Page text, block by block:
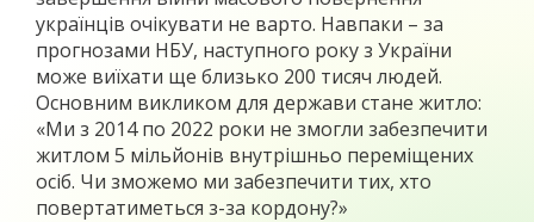
українців очікувати не варто. Навпаки – за
прогнозами НБУ, наступного року з України
може виїхати ще близько 200 тисяч людей.
Основним викликом для держави стане житло:
«Ми з 2014 по 2022 роки не змогли забезпечити
житлом 5 мільйонів внутрішньо переміщених
осіб. Чи зможемо ми забезпечити тих, хто
повертатиметься з-за кордону?»